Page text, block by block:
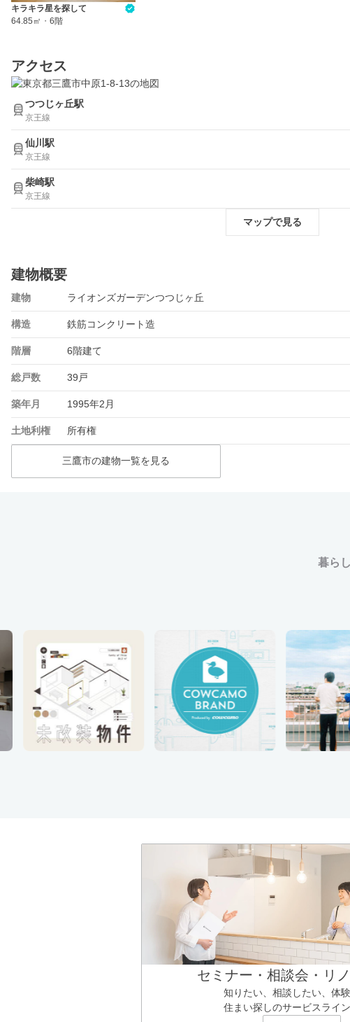
キラキラ星を探して
64.85㎡ ・ 6階
アクセス
つつじヶ丘駅
京王線
仙川駅
京王線
柴崎駅
京王線
マップで見る
建物概要
建物 ライオンズガーデンつつじヶ丘
構造 鉄筋コンクリート造
階層 6階建て
総戸数 39戸
築年月 1995年2月
土地利権 所有権
三鷹市の建物一覧を見る
暮ら
セミナー・相談会・リ
知りたい、相談したい、体
住まい探しのサービスライ